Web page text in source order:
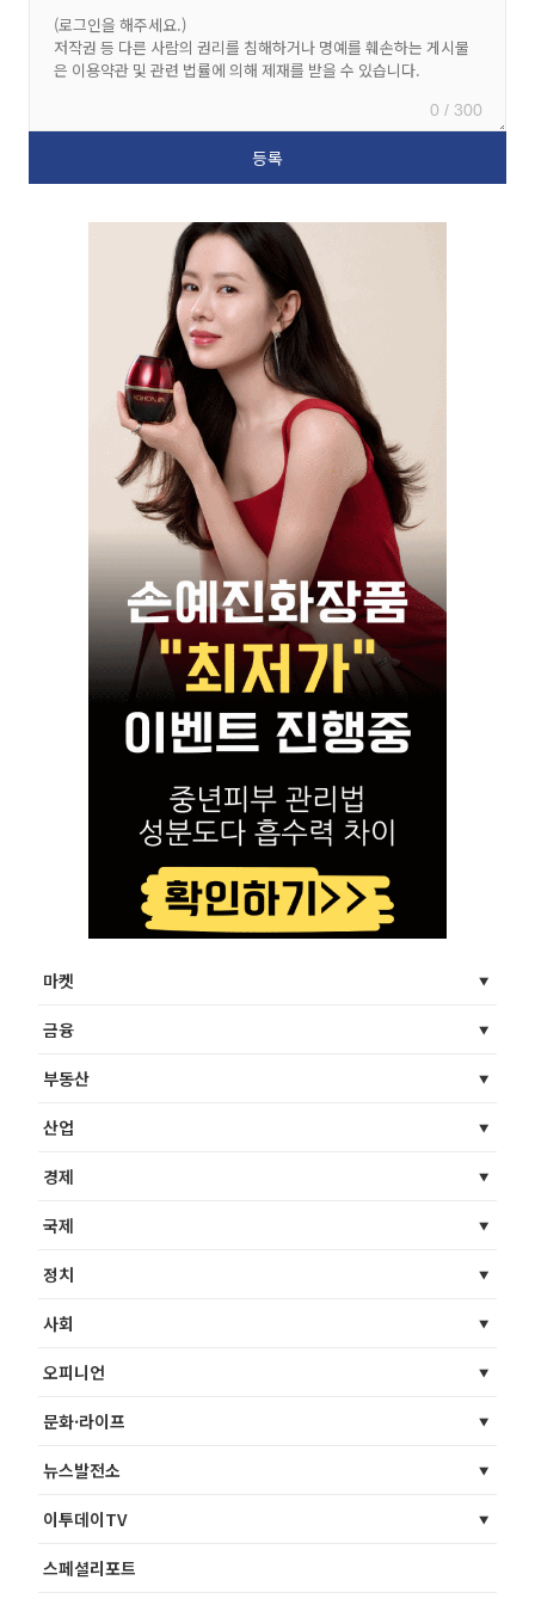
0 / 300
마켓
금융
부동산
산업
경제
국제
정치
사회
오피니언
문화·라이프
뉴스발전소
이투데이TV
스페셜리포트